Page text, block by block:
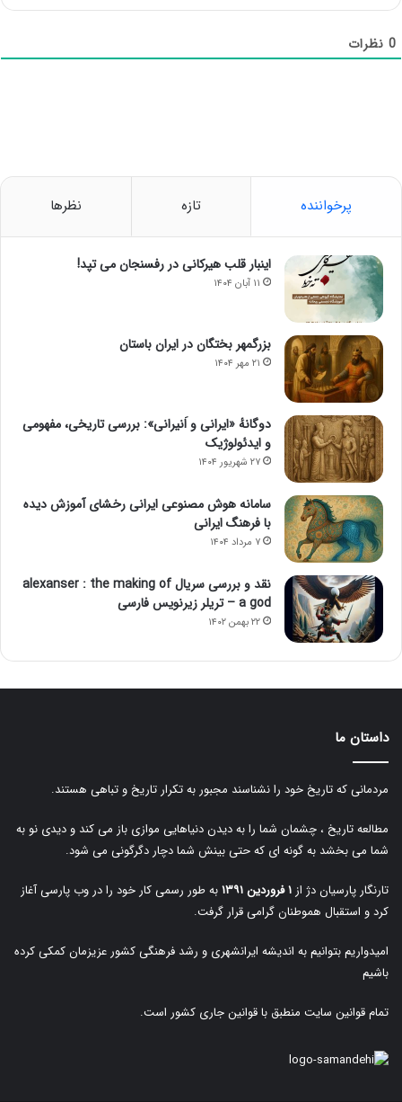
0 نظرات
پرخواننده تازه نظرها
اینبار قلب هیرکانی در رفسنجان می تپد!
۱۱ آبان ۱۴۰۴
بزرگمهر بختگان در ایران باستان
۲۱ مهر ۱۴۰۴
دوگانهٔ «ایرانی و اَنیرانی»: بررسی تاریخی، مفهومی
و ایدئولوژیک
۲۷ شهریور ۱۴۰۴
سامانه هوش مصنوعی ایرانی رخشای آموزش دیده
با فرهنگ ایرانی
۷ مرداد ۱۴۰۴
نقد و بررسی سریال alexanser : the making of
a god – تریلر زیرنویس فارسی
۲۲ بهمن ۱۴۰۲
داستان ما
مردمانی که تاریخ خود را نشناسند مجبور به تکرار تاریخ و تباهی هستند.
مطالعه تاریخ ، چشمان شما را به دیدن دنیاهایی موازی باز می کند و دیدی نو به
شما می بخشد به گونه ای که حتی بینش شما دچار دگرگونی می شود.
تارنگار پارسیان دژ از ۱ فروردین ۱۳۹۱
به طور رسمی کار خود را در وب پارسی آغاز
کرد و استقبال هموطنان گرامی قرار گرفت.
امیدواریم بتوانیم به اندیشه ایرانشهری و رشد فرهنگی کشور عزیزمان کمکی کرده
باشیم
تمام قوانین سایت منطبق با قوانین جاری کشور است.